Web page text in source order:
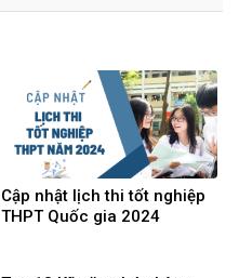
Cập nhật lịch thi tốt nghiệp
THPT Quốc gia 2024